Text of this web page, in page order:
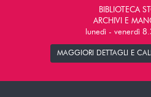
BIBLIOTECA
ARCHIVI E
lunedì - venerdì
MAGGIORI DETTAGLI E